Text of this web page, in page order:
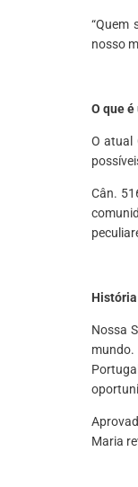
“Quem
nosso
O que
O atual
Cân.
Nossa
Maria